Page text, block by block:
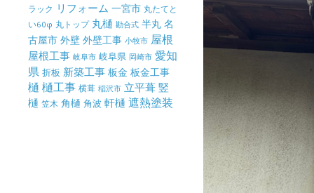
ラック リフォーム 一宮市 丸たてと
い60φ 丸トップ 丸樋 勘合式 半丸 名
古屋市 外壁 外壁工事 小牧市 屋根
屋根工事 岐阜市 岐阜県 岡崎市 愛知
県 折板 新築工事 板金 板金工事
樋 樋工事 横葺 稲沢市 立平葺 竪
樋 笠木 角樋 角波 軒樋 遮熱塗装